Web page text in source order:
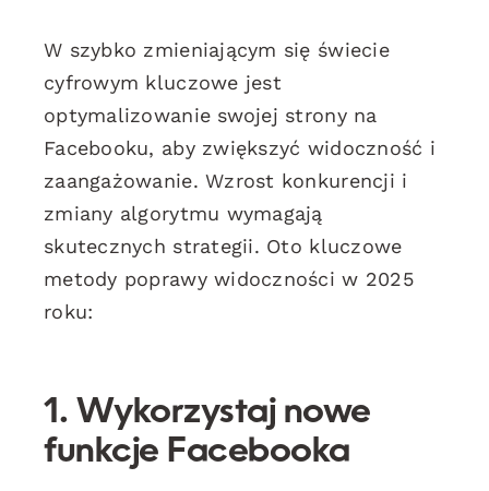
W szybko zmieniającym się świecie
cyfrowym kluczowe jest
optymalizowanie swojej strony na
Facebooku, aby zwiększyć widoczność i
zaangażowanie. Wzrost konkurencji i
zmiany algorytmu wymagają
skutecznych strategii. Oto kluczowe
metody poprawy widoczności w 2025
roku:
1. Wykorzystaj nowe
funkcje Facebooka